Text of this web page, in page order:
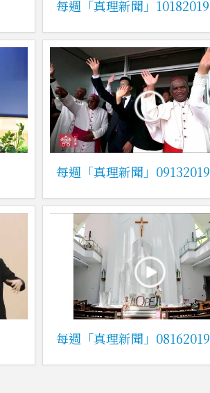
每週「真理新聞」10182019
每週「真理新聞」09132019
每週「真理新聞」08162019